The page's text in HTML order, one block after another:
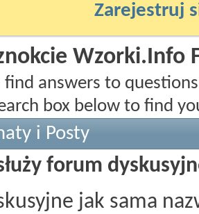
Zarejestruj
Wzorki.Info
find answers to
box below to find
i Posty
forum
jak sama